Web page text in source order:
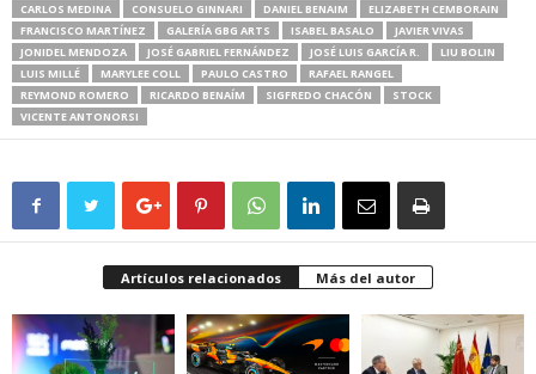
CARLOS MEDINA
CONSUELO GINNARI DANIEL BENAIM
ELIZABETH CEMBORAIN
FRANCISCO MARTÍNEZ
GALERÍA GBG ARTS ISABEL BASALO
JAVIER VIVAS
JONIDEL MENDOZA
JOSÉ GABRIEL FERNÁNDEZ JOSÉ LUIS GARCÍA R.
LIU BOLIN
LUIS MILLÉ
MARYLEE COLL PAULO CASTRO
RAFAEL RANGEL
REYMOND ROMERO
RICARDO BENAÍM SIGFREDO CHACÓN
STOCK
VICENTE ANTONORSI
Artículos relacionados Más del autor